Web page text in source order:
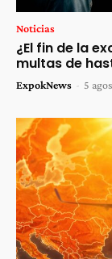
Noticias
¿El fin de la
multas de
ExpokNews - 5